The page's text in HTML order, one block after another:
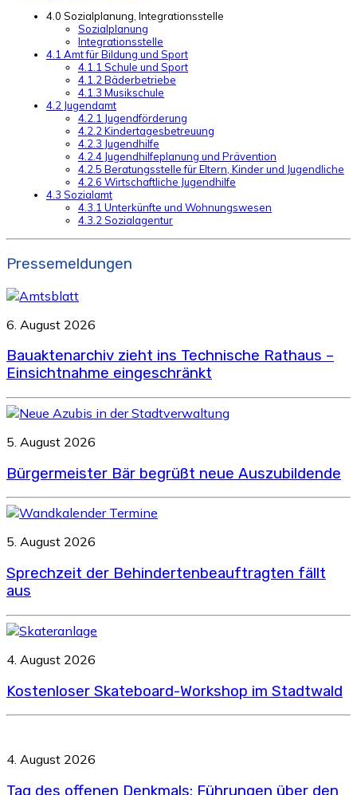
4.0 Sozialplanung, Integrationsstelle
Sozialplanung
Integrationsstelle
4.1 Amt für Bildung und Sport
4.1.1 Schule und Sport
4.1.2 Bäderbetriebe
4.1.3 Musikschule
4.2 Jugendamt
4.2.1 Jugendförderung
4.2.2 Kindertagesbetreuung
4.2.3 Jugendhilfe
4.2.4 Jugendhilfeplanung und Prävention
4.2.5 Beratungsstelle für Eltern, Kinder und Jugendliche
4.2.6 Wirtschaftliche Jugendhilfe
4.3 Sozialamt
4.3.1 Unterkünfte und Wohnungswesen
4.3.2 Sozialagentur
Pressemeldungen
6. August 2026
Bauaktenarchiv zieht ins Technische Rathaus –
Einsichtnahme eingeschränkt
5. August 2026
Bürgermeister Bär begrüßt neue Auszubildende
5. August 2026
Sprechzeit der Behindertenbeauftragten fällt
aus
4. August 2026
Kostenloser Skateboard-Workshop im Stadtwald
4. August 2026
Tag des offenen Denkmals: Führungen über den